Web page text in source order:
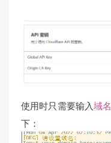
使用时只需要输入域名
下：